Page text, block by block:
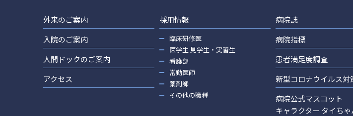
外来のご案内
入院のご案内
人間ドックのご案内
アクセス
採用情報
臨床研修医
医学生 見学生・実習生
看護部
常勤医師
薬剤師
その他の職種
病院誌
病院指標
患者満足度調査
新型コロナウイルス対
病院公式マスコット
キャラクター タイちゃ